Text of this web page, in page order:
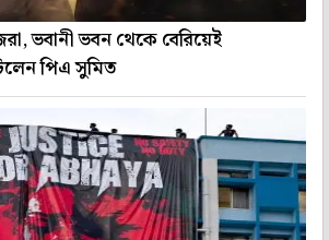
ভবানী ভবন থেকে বেরিয়েই
পিএ সুমিত